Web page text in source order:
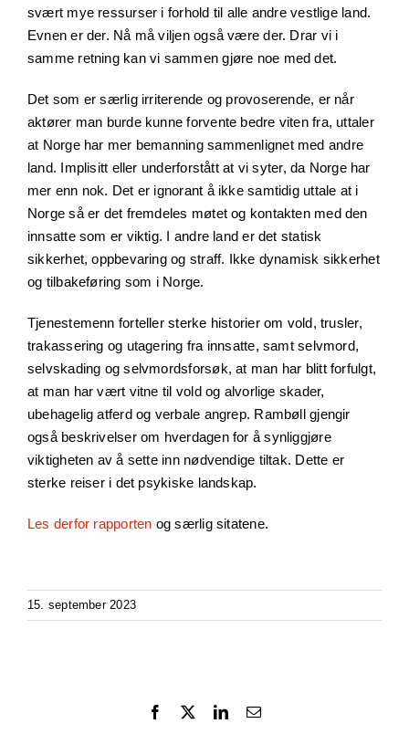
svært mye ressurser i forhold til alle andre vestlige land.
Evnen er der. Nå må viljen også være der. Drar vi i
samme retning kan vi sammen gjøre noe med det.
Det som er særlig irriterende og provoserende, er når
aktører man burde kunne forvente bedre viten fra, uttaler
at Norge har mer bemanning sammenlignet med andre
land. Implisitt eller underforstått at vi syter, da Norge har
mer enn nok. Det er ignorant å ikke samtidig uttale at i
Norge så er det fremdeles møtet og kontakten med den
innsatte som er viktig. I andre land er det statisk
sikkerhet, oppbevaring og straff. Ikke dynamisk sikkerhet
og tilbakeføring som i Norge.
Tjenestemenn forteller sterke historier om vold, trusler,
trakassering og utagering fra innsatte, samt selvmord,
selvskading og selvmordsforsøk, at man har blitt forfulgt,
at man har vært vitne til vold og alvorlige skader,
ubehagelig atferd og verbale angrep. Rambøll gjengir
også beskrivelser om hverdagen for å synliggjøre
viktigheten av å sette inn nødvendige tiltak. Dette er
sterke reiser i det psykiske landskap.
Les derfor rapporten og særlig sitatene.
15. september 2023
Facebook LinkedInEmail